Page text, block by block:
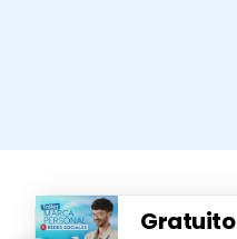
Gratuito